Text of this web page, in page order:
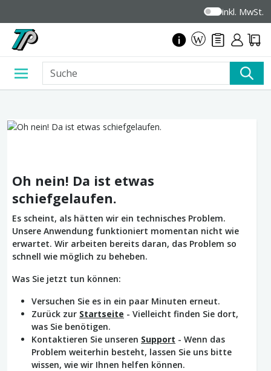
inkl. MwSt.
Oh nein! Da ist etwas
schiefgelaufen.
Es scheint, als hätten wir ein technisches Problem.
Unsere Anwendung funktioniert momentan nicht wie
erwartet. Wir arbeiten bereits daran, das Problem so
schnell wie möglich zu beheben.
Was Sie jetzt tun können:
Versuchen Sie es in ein paar Minuten erneut.
Zurück zur Startseite - Vielleicht finden Sie dort,
was Sie benötigen.
Kontaktieren Sie unseren Support - Wenn das
Problem weiterhin besteht, lassen Sie uns bitte
wissen, wie wir Ihnen helfen können.